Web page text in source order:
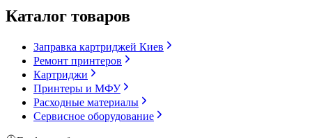
Каталог товаров
Заправка картриджей Киев
Ремонт принтеров
Картриджи
Принтеры и МФУ
Расходные материалы
Сервисное оборудование